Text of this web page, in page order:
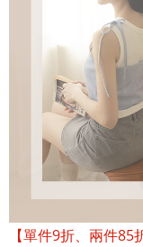
【單件9折、兩件85